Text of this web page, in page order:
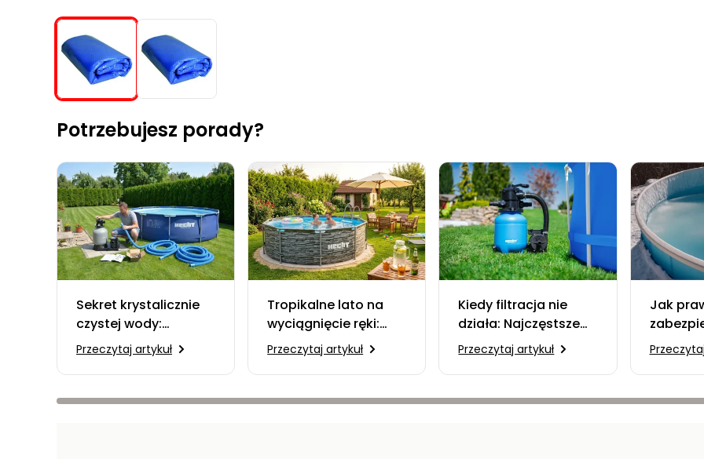
Potrzebujesz porady?
Sekret krystalicznie
czystej wody:
kompletny
przewodnik dla
początkujących na
temat filtracji
Przeczytaj artykuł
Tropikalne lato na
wyciągnięcie ręki:
Dlaczego własny
basen jest najlepszą
inwestycją?
Przeczytaj artykuł
Kiedy filtracja nie
działa: Najczęstsze
usterki systemów
basenowych i jak je
naprawić
Przeczytaj artykuł
Jak
na
przed
dobrym